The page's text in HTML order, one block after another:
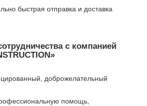
быстрая отправка и доставка
с компанией
доброжелательный
помощь,